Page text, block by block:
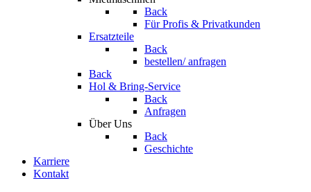
Back
Für Profis & Privatkunden
Ersatzteile
Back
bestellen/ anfragen
Back
Hol & Bring-Service
Back
Anfragen
Über Uns
Back
Geschichte
Karriere
Kontakt